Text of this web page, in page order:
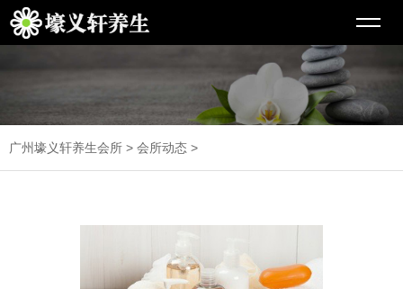
广州壕义轩养生会所 > 会所动态 >